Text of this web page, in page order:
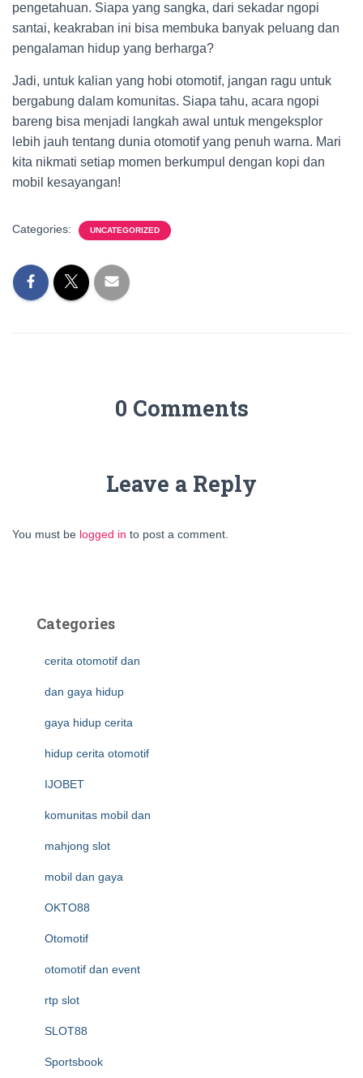
pengetahuan. Siapa yang sangka, dari sekadar ngopi
santai, keakraban ini bisa membuka banyak peluang dan
pengalaman hidup yang berharga?
Jadi, untuk kalian yang hobi otomotif, jangan ragu untuk
bergabung dalam komunitas. Siapa tahu, acara ngopi
bareng bisa menjadi langkah awal untuk mengeksplor
lebih jauh tentang dunia otomotif yang penuh warna. Mari
kita nikmati setiap momen berkumpul dengan kopi dan
mobil kesayangan!
Categories: UNCATEGORIZED
0 Comments
Leave a Reply
You must be logged in to post a comment.
Categories
cerita otomotif dan
dan gaya hidup
gaya hidup cerita
hidup cerita otomotif
IJOBET
komunitas mobil dan
mahjong slot
mobil dan gaya
OKTO88
Otomotif
otomotif dan event
rtp slot
SLOT88
Sportsbook